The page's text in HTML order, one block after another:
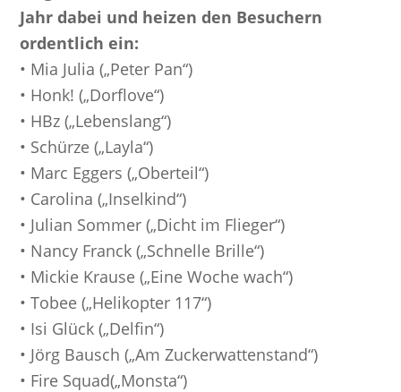
Jahr dabei und heizen den Besuchern
ordentlich ein:
• Mia Julia („Peter Pan“)
• Honk! („Dorflove“)
• HBz („Lebenslang“)
• Schürze („Layla“)
• Marc Eggers („Oberteil“)
• Carolina („Inselkind“)
• Julian Sommer („Dicht im Flieger“)
• Nancy Franck („Schnelle Brille“)
• Mickie Krause („Eine Woche wach“)
• Tobee („Helikopter 117“)
• Isi Glück („Delfin“)
• Jörg Bausch („Am Zuckerwattenstand“)
• Fire Squad(„Monsta“)